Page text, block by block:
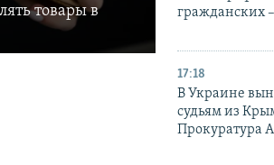
товары в
гражданских
17:18
В Украине
судьям из
Прокуратура